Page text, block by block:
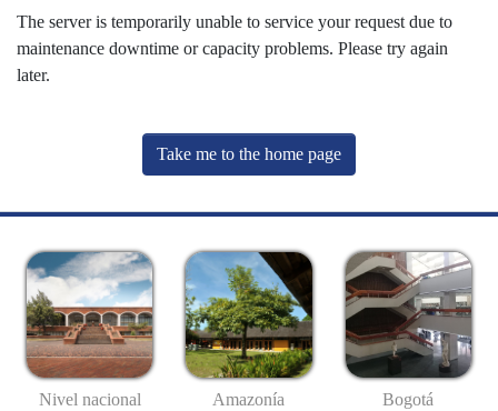
The server is temporarily unable to service your request due to
maintenance downtime or capacity problems. Please try again
later.
Take me to the home page
Nivel nacional Amazonía Bogotá